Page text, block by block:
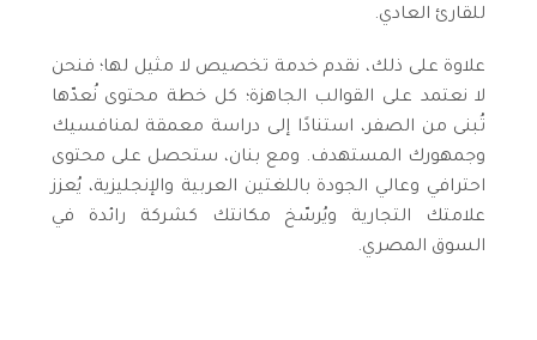
للقارئ العادي.
علاوة على ذلك، نقدم خدمة تخصيص لا مثيل لها؛ فنحن
لا نعتمد على القوالب الجاهزة؛ كل خطة محتوى نُعدّها
تُبنى من الصفر، استنادًا إلى دراسة معمقة لمنافسيك
وجمهورك المستهدف. ومع بنان، ستحصل على محتوى
احترافي وعالي الجودة باللغتين العربية والإنجليزية، يُعزز
علامتك التجارية ويُرسّخ مكانتك كشركة رائدة في
السوق المصري.